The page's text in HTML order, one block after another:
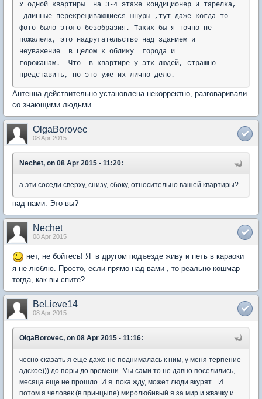
У одной квартиры на 3-4 этаже кондиционер и тарелка,
длинные перекрещивающиеся шнуры ,тут даже когда-то
фото было этого безобразия. Таких бы я точно не
пожалела, это надругательство над зданием и
неуважение в целом к облику города и
горожанам. Что в квартире у этх людей, страшно
представить, но это уже их лично дело.
Антенна действительно установлена некорректно, разговаривали
со знающими людьми.
OlgaBorovec
08 Apr 2015
Nechet, on 08 Apr 2015 - 11:20:
а эти соседи сверху, снизу, сбоку, относительно вашей квартиры?
над нами. Это вы?
Nechet
08 Apr 2015
нет, не бойтесь! Я в другом подъезде живу и петь в караоки
я не люблю. Просто, если прямо над вами , то реально кошмар
тогда, как вы спите?
BeLieve14
08 Apr 2015
OlgaBorovec, on 08 Apr 2015 - 11:16:
чесно сказать я еще даже не поднималась к ним, у меня терпение
адское))) до поры до времени. Мы сами то не давно поселились,
месяца еще не прошло. И я пока жду, может люди вкурят... И
потом я человек (в принцыпе) миролюбивый я за мир и жвачку и